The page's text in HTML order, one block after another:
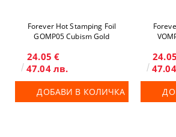
Forever Hot Stamping Foil
GOMP05 Cubism Gold
24.05 €
47.04 лв.
ДОБАВИ В КОЛИЧКА